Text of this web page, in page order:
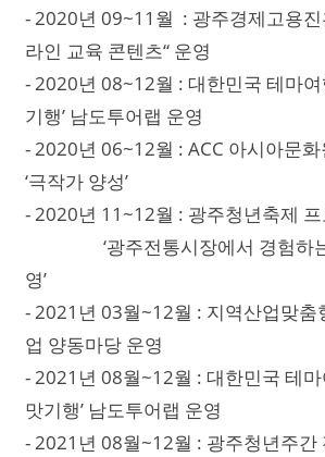
- 2020년 09~11월 : 광주경제고용진
라인 교육 콘텐츠“ 운영
- 2020년 08~12월 : 대한민국 테마여
기행’ 남도투어랩 운영
- 2020년 06~12월 : ACC 아시아문
‘극작가 양성’
- 2020년 11~12월 : 광주청년축제
‘광주전통시장에서 경험하는
영’
- 2021년 03월~12월 : 지역산업맞춤
업 양동마당 운영
- 2021년 08월~12월 : 대한민국 테마
맛기행’ 남도투어랩 운영
- 2021년 08월~12월 : 광주청년주간